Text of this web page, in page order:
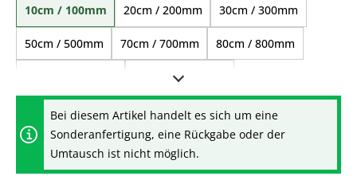
10cm / 100mm 20cm / 200mm 30cm / 300mm
50cm / 500mm 70cm / 700mm 80cm / 800mm
1,20m / 1.200mm
1,50m / 1.500mm 1,70m / 1.700mm
2,00m / 2.000mm
Bei diesem Artikel handelt es sich um eine
Sonderanfertigung, eine Rückgabe oder der
Umtausch ist nicht möglich.